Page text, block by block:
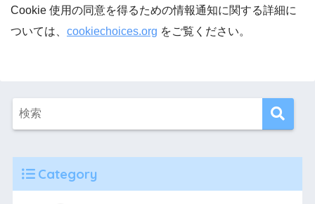
Cookie 使用の同意を得るための情報通知に関する詳細に
ついては、 cookiechoices.org をご覧ください。
Category